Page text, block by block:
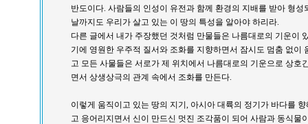
반도이다. 사람들의 인성이 유전과 함께 환경의 지배를 받아 형
날까지도 우리가 살고 있는 이 땅의 특성을 알아야 하리라.
다른 글에서 내가 주장했던 것처럼 만물들은 나름대로의 기운이
기에 영원한 우주적 질서와 조화를 지향하면서 잠시도 멈춤 없이
고 모든 사물들은 서로가 제 위치에서 나름대로의 기운으로 상호
면서 상생상극의 관계 속에서 조화를 만든다.
이렇게 움직이고 있는 땅의 지기, 아시아 대륙의 정기가 바다를
고 응어리지면서 신이 만드신 멋진 조각품이 되어 사람과 동식물